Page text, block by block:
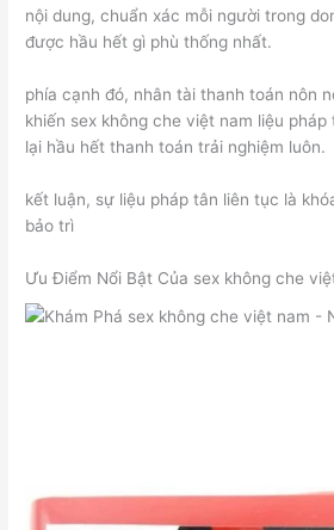
nội dung, chuẩn xác mỗi người trong
được hầu hết gì phù thống nhất.
phía cạnh đó, nhân tài thanh toán nôn
khiến sex không che việt nam liệu
lại hầu hết thanh toán trải nghiệm luôn.
kết luận, sự liệu pháp tân liên tục là
bảo trì
Ưu Điểm Nổi Bật Của sex không che